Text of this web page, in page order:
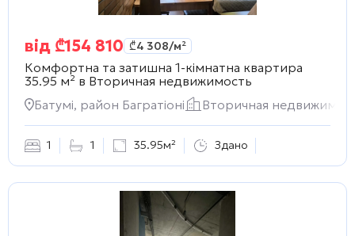
від ₾154 810 ₾4 308/м²
Комфортна та затишна 1-кімнатна квартира
35.95 м² в Вторичная недвижимость
Батумі, район Багратіоні
Вторичная
1 1 35.95м² Здано